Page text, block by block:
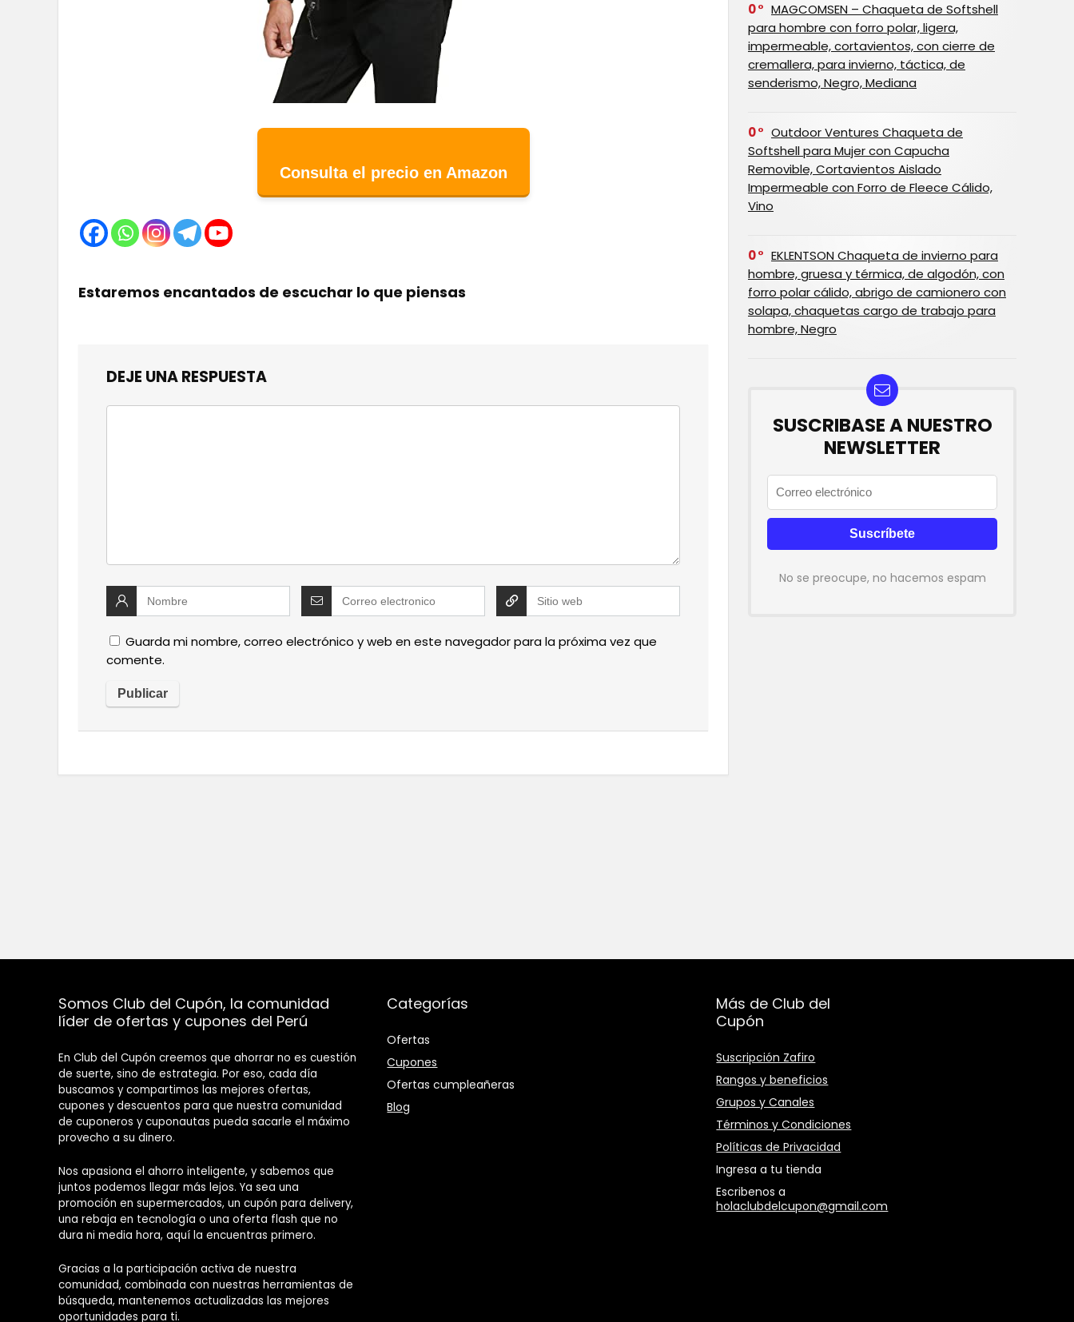
Consulta el precio en Amazon
Estaremos encantados de escuchar lo que piensas
DEJE UNA RESPUESTA
Guarda mi nombre, correo electrónico y web en este navegador para la próxima vez que
comente.
0
MAGCOMSEN – Chaqueta de Softshell
para hombre con forro polar, ligera,
impermeable, cortavientos, con cierre de
cremallera, para invierno, táctica, de
senderismo, Negro, Mediana
0
Outdoor Ventures Chaqueta de
Softshell para Mujer con Capucha
Removible, Cortavientos Aislado
Impermeable con Forro de Fleece Cálido,
Vino
0
EKLENTSON Chaqueta de invierno para
hombre, gruesa y térmica, de algodón, con
forro polar cálido, abrigo de camionero con
solapa, chaquetas cargo de trabajo para
hombre, Negro
SUSCRIBASE A NUESTRO
NEWSLETTER
No se preocupe, no hacemos espam
Somos Club del Cupón, la comunidad
líder de ofertas y cupones del Perú
En Club del Cupón creemos que ahorrar no es cuestión
de suerte, sino de estrategia. Por eso, cada día
buscamos y compartimos las mejores ofertas,
cupones y descuentos para que nuestra comunidad
de cuponeros y cuponautas pueda sacarle el máximo
provecho a su dinero.
Nos apasiona el ahorro inteligente, y sabemos que
juntos podemos llegar más lejos. Ya sea una
promoción en supermercados, un cupón para delivery,
una rebaja en tecnología o una oferta flash que no
dura ni media hora, aquí la encuentras primero.
Gracias a la participación activa de nuestra
comunidad, combinada con nuestras herramientas de
búsqueda, mantenemos actualizadas las mejores
oportunidades para ti.
Categorías
Ofertas
Cupones
Ofertas cumpleañeras
Blog
Más de Club del
Cupón
Suscripción Zafiro
Rangos y beneficios
Grupos y Canales
Términos y Condiciones
Políticas de Privacidad
Ingresa a tu tienda
Escribenos a
holaclubdelcupon@gmail.com